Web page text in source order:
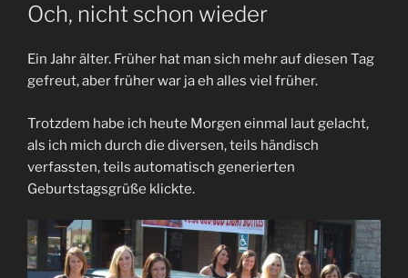
Och, nicht schon wieder
Ein Jahr älter. Früher hat man sich mehr auf diesen Tag
gefreut, aber früher war ja eh alles viel früher.
Trotzdem habe ich heute Morgen einmal laut gelacht,
als ich mich durch die diversen, teils händisch
verfassten, teils automatisch generierten
Geburtstagsgrüße klickte.